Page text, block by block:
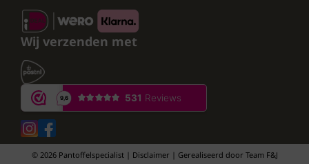
Wij verzenden met
© 2026 Pantoffelspecialist | Disclaimer | Gerealiseerd door Team F&J